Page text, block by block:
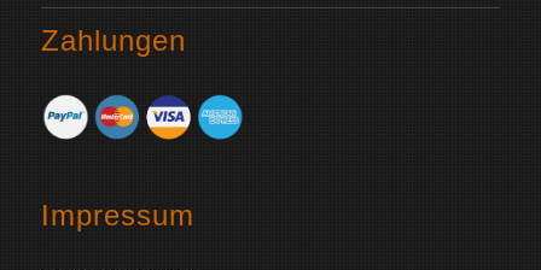
Zahlungen
Impressum